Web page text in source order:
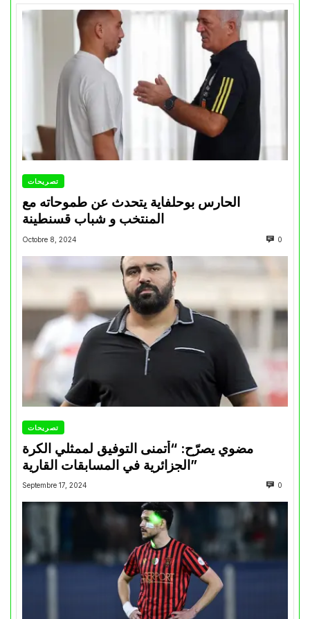
تصريحات
الحارس بوحلفاية يتحدث عن طموحاته مع
المنتخب و شباب قسنطينة
Octobre 8, 2024 0
تصريحات
مضوي يصرّح: “أتمنى التوفيق لممثلي الكرة
الجزائرية في المسابقات القارية”
Septembre 17, 2024 0